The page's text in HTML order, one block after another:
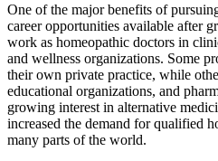
One of the major benefits of
career opportunities available after
work as homeopathic doctors in
and wellness organizations. Some
their own private practice, while
educational organizations, and
growing interest in alternative
increased the demand for qualified
many parts of the world.